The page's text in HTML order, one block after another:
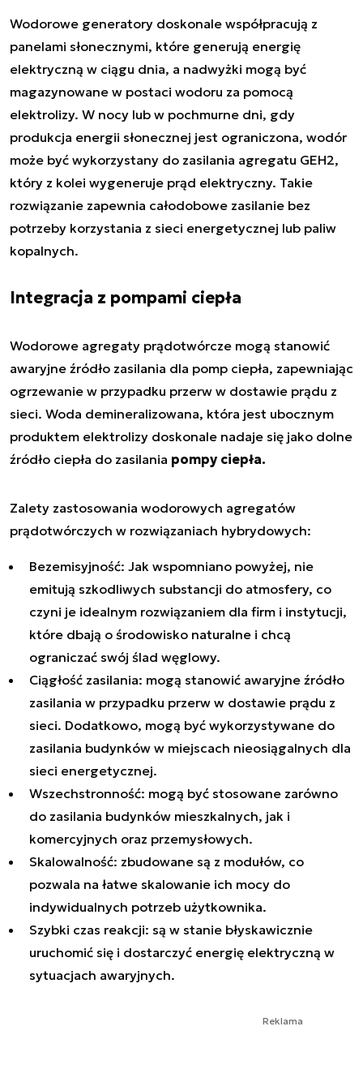
Wodorowe generatory doskonale współpracują z
panelami słonecznymi, które generują energię
elektryczną w ciągu dnia, a nadwyżki mogą być
magazynowane w postaci wodoru za pomocą
elektrolizy. W nocy lub w pochmurne dni, gdy
produkcja energii słonecznej jest ograniczona, wodór
może być wykorzystany do zasilania agregatu GEH2,
który z kolei wygeneruje prąd elektryczny. Takie
rozwiązanie zapewnia całodobowe zasilanie bez
potrzeby korzystania z sieci energetycznej lub paliw
kopalnych.
Integracja z pompami ciepła
Wodorowe agregaty prądotwórcze mogą stanowić
awaryjne źródło zasilania dla pomp ciepła, zapewniając
ogrzewanie w przypadku przerw w dostawie prądu z
sieci. Woda demineralizowana, która jest ubocznym
produktem elektrolizy doskonale nadaje się jako dolne
źródło ciepła do zasilania pompy ciepła.
Zalety zastosowania wodorowych agregatów
prądotwórczych w rozwiązaniach hybrydowych:
Bezemisyjność: Jak wspomniano powyżej, nie
emitują szkodliwych substancji do atmosfery, co
czyni je idealnym rozwiązaniem dla firm i instytucji,
które dbają o środowisko naturalne i chcą
ograniczać swój ślad węglowy.
Ciągłość zasilania: mogą stanowić awaryjne źródło
zasilania w przypadku przerw w dostawie prądu z
sieci. Dodatkowo, mogą być wykorzystywane do
zasilania budynków w miejscach nieosiągalnych dla
sieci energetycznej.
Wszechstronność: mogą być stosowane zarówno
do zasilania budynków mieszkalnych, jak i
komercyjnych oraz przemysłowych.
Skalowalność: zbudowane są z modułów, co
pozwala na łatwe skalowanie ich mocy do
indywidualnych potrzeb użytkownika.
Szybki czas reakcji: są w stanie błyskawicznie
uruchomić się i dostarczyć energię elektryczną w
sytuacjach awaryjnych.
Reklama